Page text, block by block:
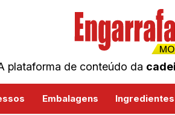
plataforma de conteúdo da
Embalagens Ingredientes